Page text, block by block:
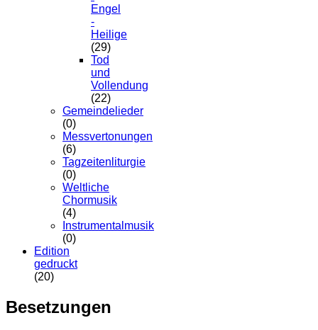
Engel
-
Heilige
(29)
Tod
und
Vollendung
(22)
Gemeindelieder
(0)
Messvertonungen
(6)
Tagzeitenliturgie
(0)
Weltliche
Chormusik
(4)
Instrumentalmusik
(0)
Edition
gedruckt
(20)
Besetzungen